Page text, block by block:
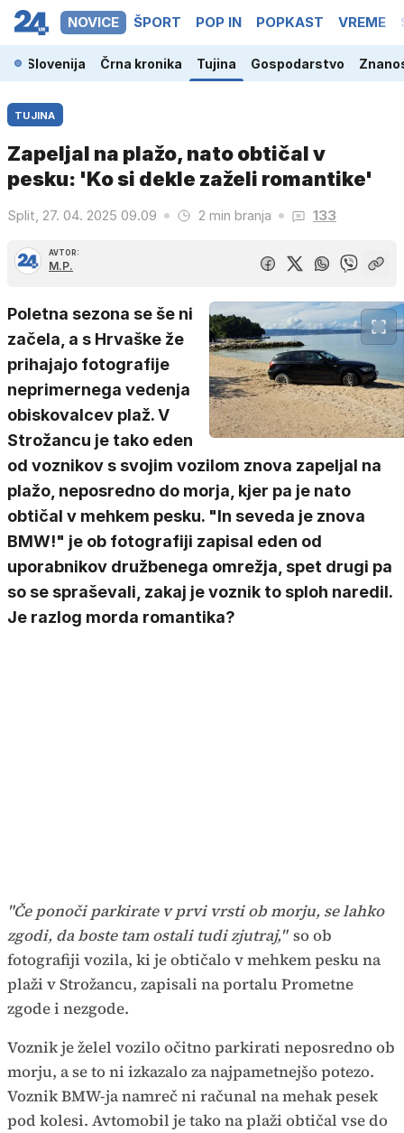
NOVICE ŠPORT POP IN POPKAST VREME
Slovenija Črna kronika Tujina Gospodarstvo
TUJINA
Zapeljal na plažo, nato obtičal v
pesku: 'Ko si dekle zaželi romantike'
Split, 27. 04. 2025 09.09 2 min branja 133
AVTOR:
M.P.
Poletna sezona se še ni
začela, a s Hrvaške že
prihajajo fotografije
neprimernega vedenja
obiskovalcev plaž. V
Strožancu je tako eden
od voznikov s svojim vozilom znova zapeljal na
plažo, neposredno do morja, kjer pa je nato
obtičal v mehkem pesku. "In seveda je znova
BMW!" je ob fotografiji zapisal eden od
uporabnikov družbenega omrežja, spet drugi pa
so se spraševali, zakaj je voznik to sploh naredil.
Je razlog morda romantika?
"Če ponoči parkirate v prvi vrsti ob morju, se lahko
zgodi, da boste tam ostali tudi zjutraj," so ob
fotografiji vozila, ki je obtičalo v mehkem pesku na
plaži v Strožancu, zapisali na portalu Prometne
zgode i nezgode.
Voznik je želel vozilo očitno parkirati neposredno ob
morju, a se to ni izkazalo za najpametnejšo potezo.
Voznik BMW-ja namreč ni računal na mehak pesek
pod kolesi. Avtomobil je tako na plaži obtičal vse do